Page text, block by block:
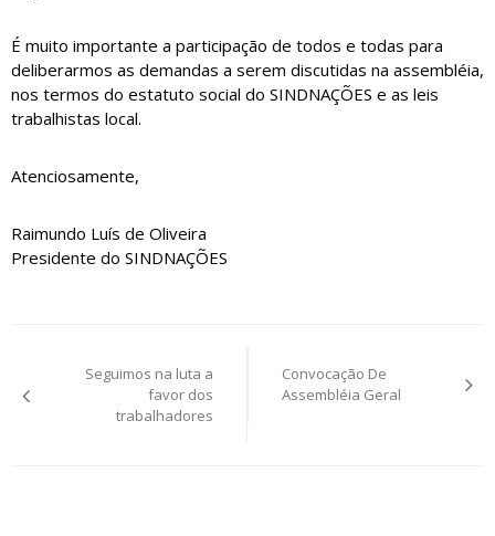
É muito importante a participação de todos e todas para
deliberarmos as demandas a serem discutidas na assembléia,
nos termos do estatuto social do SINDNAÇÕES e as leis
trabalhistas local.
Atenciosamente,
Raimundo Luís de Oliveira
Presidente do SINDNAÇÕES
de
Seguimos na luta a
favor dos
trabalhadores
Convocação De
Assembléia Geral